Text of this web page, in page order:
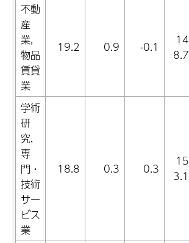
不動
産
業,
物品
賃貸
業
19.2 0.9 -0.1
14
8.7
学術
研
究,
専
門・
技術
サー
ビス
業
18.8 0.3 0.3
15
3.1